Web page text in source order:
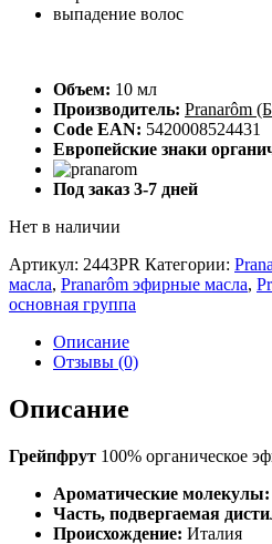
выпадение волос
Объем: 10 мл
Производитель: Pranarôm
Code EAN: 5420008524431
Европейские знаки
Под заказ 3-7 дней
Нет в наличии
Артикул: 2443PR Категории:
масла, Pranarôm эфирные масла,
основная группа
Описание
Отзывы (0)
Описание
Грейпфрут 100% органическое
Ароматические молекулы:
Часть, подвергаемая
Происхождение: Италия